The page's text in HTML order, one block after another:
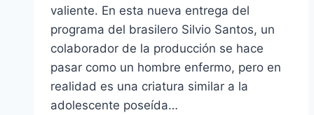
valiente. En esta nueva entrega del
programa del brasilero Silvio Santos, un
colaborador de la producción se hace
pasar como un hombre enfermo, pero en
realidad es una criatura similar a la
adolescente poseí­da…